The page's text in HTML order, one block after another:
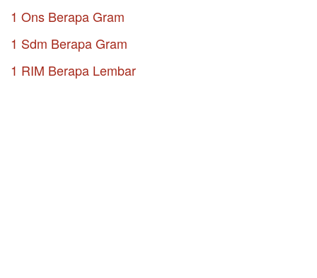
1 Ons Berapa Gram
1 Sdm Berapa Gram
1 RIM Berapa Lembar